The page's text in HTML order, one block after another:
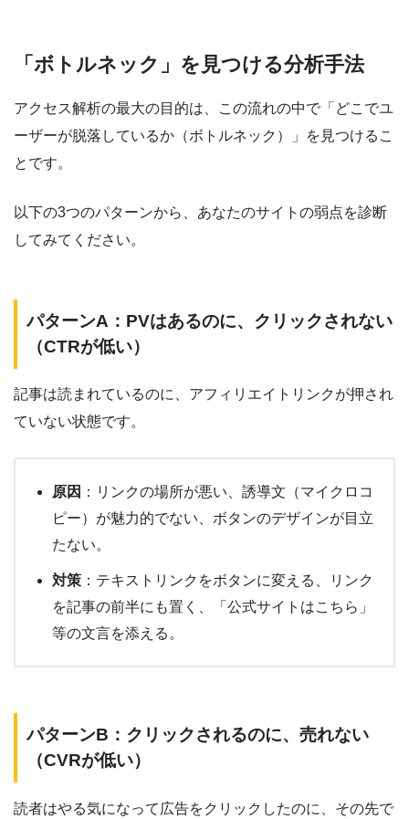
「ボトルネック」を見つける分析手法
アクセス解析の最大の目的は、この流れの中で 「どこでユ
ーザーが脱落しているか（ボトルネック）」
を見つけるこ
とです。
以下の3つのパターンから、あなたのサイトの弱点を診断
してみてください。
パターンA：PVはあるのに、クリックされない
（CTRが低い）
記事は読まれているのに、アフィリエイトリンクが押され
ていない状態です。
原因 ：リンクの場所が悪い、誘導文（マイクロコ
ピー）が魅力的でない、ボタンのデザインが目立
たない。
対策 ：テキストリンクをボタンに変える、リンク
を記事の前半にも置く、「公式サイトはこちら」
等の文言を添える。
パターンB：クリックされるのに、売れない
（CVRが低い）
読者はやる気になって広告をクリックしたのに、その先で